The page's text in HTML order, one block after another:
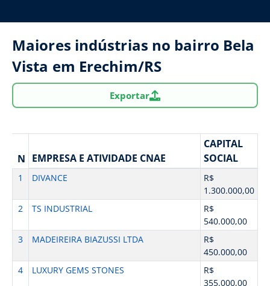
Maiores indústrias no bairro Bela
Vista em Erechim/RS
Exportar
N EMPRESA E ATIVIDADE CNAE
CAPITAL
SOCIAL
1 DIVANCE
R$
1.300.000,00
2
TS INDUSTRIAL
R$
540.000,00
3
MADEIREIRA BIAZUSSI LTDA
R$
450.000,00
4
LUXURY GEMS STONES
R$
355.000,00